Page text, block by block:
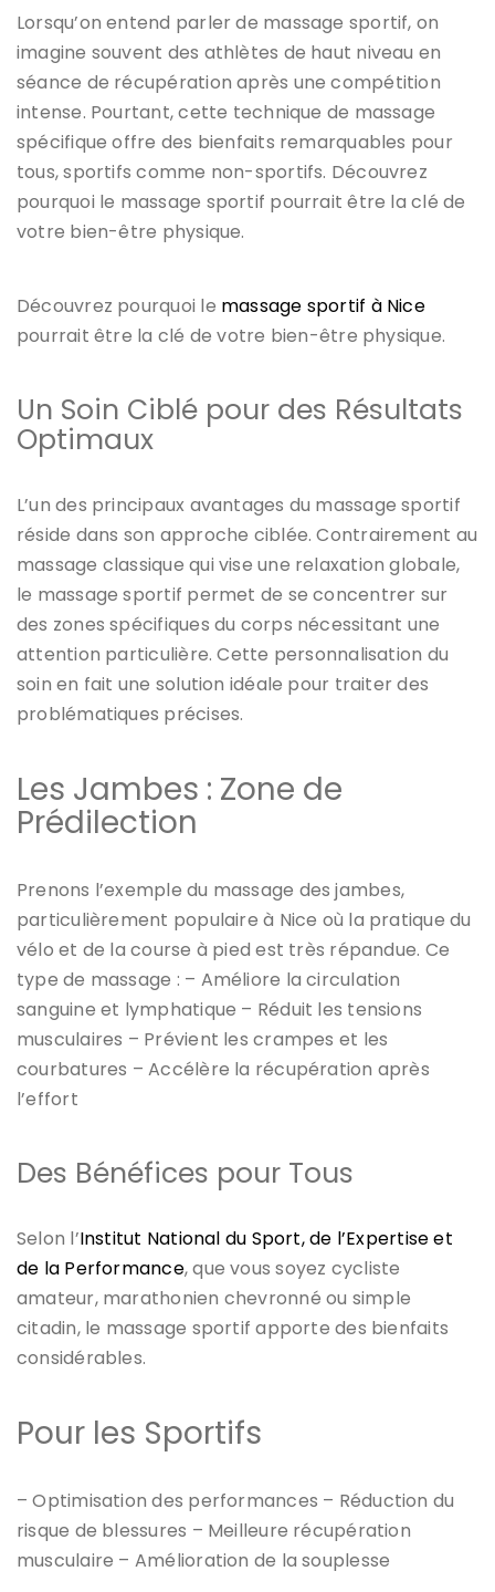
Lorsqu’on entend parler de massage sportif, on
imagine souvent des athlètes de haut niveau en
séance de récupération après une compétition
intense. Pourtant, cette technique de massage
spécifique offre des bienfaits remarquables pour
tous, sportifs comme non-sportifs. Découvrez
pourquoi le massage sportif pourrait être la clé de
votre bien-être physique.
Découvrez pourquoi le massage sportif à Nice
pourrait être la clé de votre bien-être physique.
Un Soin Ciblé pour des Résultats
Optimaux
L’un des principaux avantages du massage sportif
réside dans son approche ciblée. Contrairement au
massage classique qui vise une relaxation globale,
le massage sportif permet de se concentrer sur
des zones spécifiques du corps nécessitant une
attention particulière. Cette personnalisation du
soin en fait une solution idéale pour traiter des
problématiques précises.
Les Jambes : Zone de
Prédilection
Prenons l’exemple du massage des jambes,
particulièrement populaire à Nice où la pratique du
vélo et de la course à pied est très répandue. Ce
type de massage : – Améliore la circulation
sanguine et lymphatique – Réduit les tensions
musculaires – Prévient les crampes et les
courbatures – Accélère la récupération après
l’effort
Des Bénéfices pour Tous
Selon l’Institut National du Sport, de l’Expertise et
de la Performance, que vous soyez cycliste
amateur, marathonien chevronné ou simple
citadin, le massage sportif apporte des bienfaits
considérables.
Pour les Sportifs
– Optimisation des performances – Réduction du
risque de blessures – Meilleure récupération
musculaire – Amélioration de la souplesse